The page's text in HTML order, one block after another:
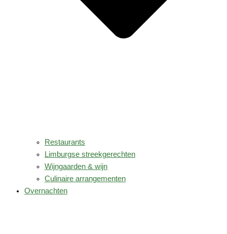
Restaurants
Limburgse streekgerechten
Wijngaarden & wijn
Culinaire arrangementen
Overnachten